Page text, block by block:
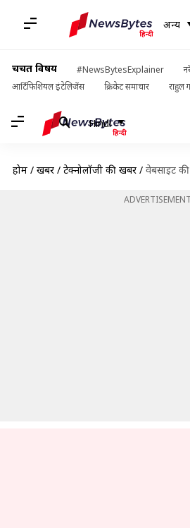
अन्य
चर्चित विषय #NewsBytesExplainer
आर्टिफिशियल इंटेलिजेंस
क्रिकेट समाचार राहुल
Hindi
होम / खबरें / टेक्नोलॉजी की खबरें / वेबसाइट की पहचान
ADVERTISEMENT